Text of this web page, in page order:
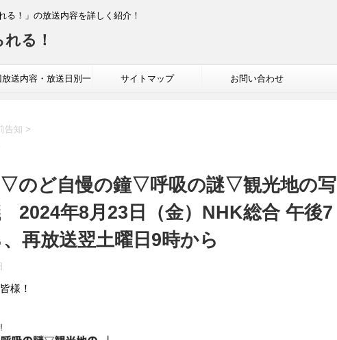
る！」の放送内容を詳しく紹介！
る！
放送内容・放送日別一 サイトマップ お問い合わせ
告知 >
のど自慢の鐘▽呼吸の謎▽観光地の写
2024年8月23日（金）NHK総合 午後7
再放送翌土曜日9時から
様！